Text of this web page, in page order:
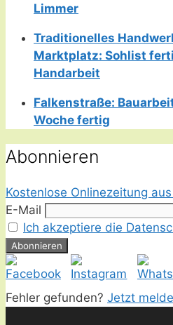
Limmer
Traditionelles
Marktplatz: Sohlist
Handarbeit
Falkenstraße:
Woche fertig
Abonnieren
Kostenlose Onlinezeitung
E-Mail
Ich akzeptiere die
Fehler gefunden? Jetzt